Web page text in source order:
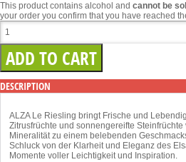
This product contains alcohol and cannot be
your order you confirm that you have reached
DESCRIPTION
ALZA Le Riesling bringt Frische und
Zitrusfrüchte und sonnengereifte
Mineralität zu einem belebenden
Schluck von der Klarheit und Eleganz des
Momente voller Leichtigkeit und Inspiration.